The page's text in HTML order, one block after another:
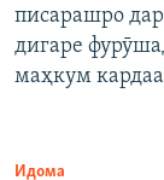
писарашро
дигаре
маҳкум
Идома